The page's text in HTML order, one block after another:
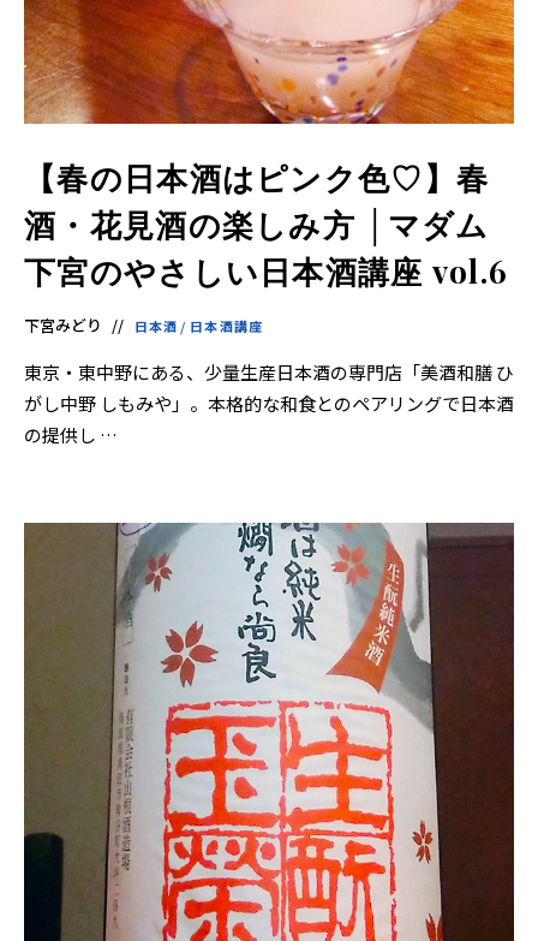
【春の日本酒はピンク色♡】春
酒・花見酒の楽しみ方 │マダム
下宮のやさしい日本酒講座 vol.6
下宮みどり 日本酒 / 日本酒講座
東京・東中野にある、少量生産日本酒の専門店「美酒和膳 ひ
がし中野 しもみや」。本格的な和食とのペアリングで日本酒
の提供し …